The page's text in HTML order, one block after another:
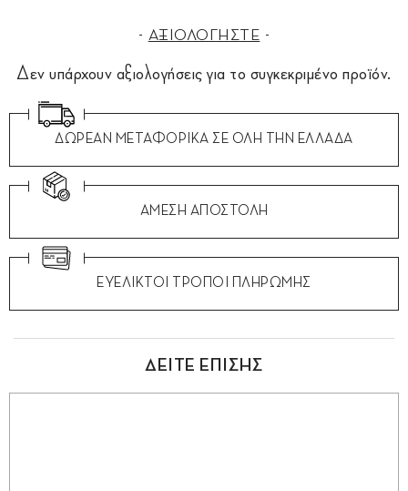
ΑΞΙΟΛΟΓΗΣΤΕ
Δεν υπάρχουν αξιολογήσεις για το συγκεκριμένο προϊόν.
ΔΩΡΕΑΝ ΜΕΤΑΦΟΡΙΚΑ ΣΕ ΟΛΗ ΤΗΝ ΕΛΛΑΔΑ
ΑΜΕΣΗ ΑΠΟΣΤΟΛΗ
ΕΥΕΛΙΚΤΟΙ ΤΡΟΠΟΙ ΠΛΗΡΩΜΗΣ
ΔΕΙΤΕ ΕΠΙΣΗΣ